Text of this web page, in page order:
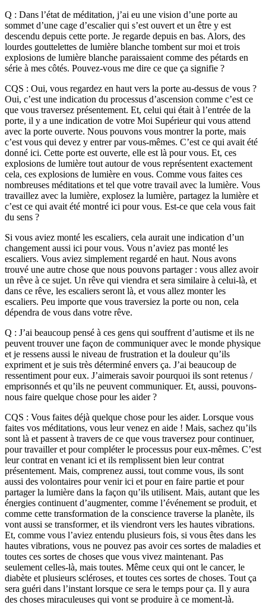
Q : Dans l’état de méditation, j’ai eu une vision d’une porte au
sommet d’une cage d’escalier qui s’est ouvert et un être y est
descendu depuis cette porte. Je regarde depuis en bas. Alors, des
lourdes gouttelettes de lumière blanche tombent sur moi et trois
explosions de lumière blanche paraissaient comme des pétards en
série à mes côtés. Pouvez-vous me dire ce que ça signifie ?
CQS : Oui, vous regardez en haut vers la porte au-dessus de vous ?
Oui, c’est une indication du processus d’ascension comme c’est ce
que vous traversez présentement. Et, celui qui était à l’entrée de la
porte, il y a une indication de votre Moi Supérieur qui vous attend
avec la porte ouverte. Nous pouvons vous montrer la porte, mais
c’est vous qui devez y entrer par vous-mêmes. C’est ce qui avait été
donné ici. Cette porte est ouverte, elle est là pour vous. Et, ces
explosions de lumière tout autour de vous représentent exactement
cela, ces explosions de lumière en vous. Comme vous faites ces
nombreuses méditations et tel que votre travail avec la lumière. Vous
travaillez avec la lumière, explosez la lumière, partagez la lumière et
c’est ce qui avait été montré ici pour vous. Est-ce que cela vous fait
du sens ?
Si vous aviez monté les escaliers, cela aurait une indication d’un
changement aussi ici pour vous. Vous n’aviez pas monté les
escaliers. Vous aviez simplement regardé en haut. Nous avons
trouvé une autre chose que nous pouvons partager : vous allez avoir
un rêve à ce sujet. Un rêve qui viendra et sera similaire à celui-là, et
dans ce rêve, les escaliers seront là, et vous allez monter les
escaliers. Peu importe que vous traversiez la porte ou non, cela
dépendra de vous dans votre rêve.
Q : J’ai beaucoup pensé à ces gens qui souffrent d’autisme et ils ne
peuvent trouver une façon de communiquer avec le monde physique
et je ressens aussi le niveau de frustration et la douleur qu’ils
expriment et je suis très déterminé envers ça. J’ai beaucoup de
ressentiment pour eux. J’aimerais savoir pourquoi ils sont retenus /
emprisonnés et qu’ils ne peuvent communiquer. Et, aussi, pouvons-
nous faire quelque chose pour les aider ?
CQS : Vous faites déjà quelque chose pour les aider. Lorsque vous
faites vos méditations, vous leur venez en aide ! Mais, sachez qu’ils
sont là et passent à travers de ce que vous traversez pour continuer,
pour travailler et pour compléter le processus pour eux-mêmes. C’est
leur contrat en venant ici et ils remplissent bien leur contrat
présentement. Mais, comprenez aussi, tout comme vous, ils sont
aussi des volontaires pour venir ici et pour en faire partie et pour
partager la lumière dans la façon qu’ils utilisent. Mais, autant que les
énergies continuent d’augmenter, comme l’événement se produit, et
comme cette transformation de la conscience traverse la planète, ils
vont aussi se transformer, et ils viendront vers les hautes vibrations.
Et, comme vous l’aviez entendu plusieurs fois, si vous êtes dans les
hautes vibrations, vous ne pouvez pas avoir ces sortes de maladies et
toutes ces sortes de choses que vous vivez maintenant. Pas
seulement celles-là, mais toutes. Même ceux qui ont le cancer, le
diabète et plusieurs scléroses, et toutes ces sortes de choses. Tout ça
sera guéri dans l’instant lorsque ce sera le temps pour ça. Il y aura
des choses miraculeuses qui vont se produire à ce moment-là.